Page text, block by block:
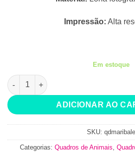
Impressão: Alta
Em estoque
Quadro marinheiro baleia quantidade
ADICIONAR AO
SKU: qdmaribale
Categorias: Quadros de Animais,